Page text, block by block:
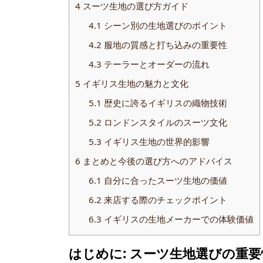
4 スーツ生地の選び方ガイド
4.1 シーン別の生地選びのポイント
4.2 服地の質感と打ち込みの重要性
4.3 テーラーとオーダーの流れ
5 イギリス生地の魅力と文化
5.1 歴史に誇るイギリスの織物技術
5.2 ロンドンスタイルのスーツ文化
5.3 イギリス生地の世界的影響
6 まとめと今後の選び方へのアドバイス
6.1 自分に合ったスーツ生地の価値
6.2 来店する際のチェックポイント
6.3 イギリスの生地メーカーでの体験価値
はじめに: スーツ生地選びの重